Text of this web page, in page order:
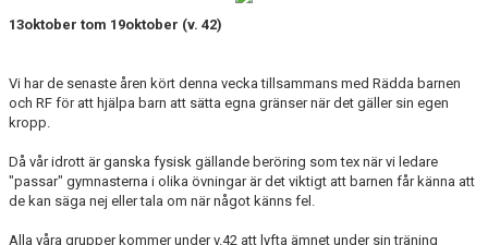
DOKUMENT
SPONSORER
TRYGG IDROTTSMILJÖ
13oktober tom 19oktober (v. 42)
Vi har de senaste åren kört denna vecka tillsammans med Rädda barnen
och RF för att hjälpa barn att sätta egna gränser när det gäller sin egen
kropp.
Då vår idrott är ganska fysisk gällande beröring som tex när vi ledare
"passar" gymnasterna i olika övningar är det viktigt att barnen får känna att
de kan säga nej eller tala om när något känns fel.
Alla våra grupper kommer under v.42 att lyfta ämnet under sin träning